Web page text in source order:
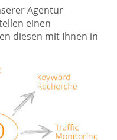
Agentur
einen
diesen mit Ihnen in